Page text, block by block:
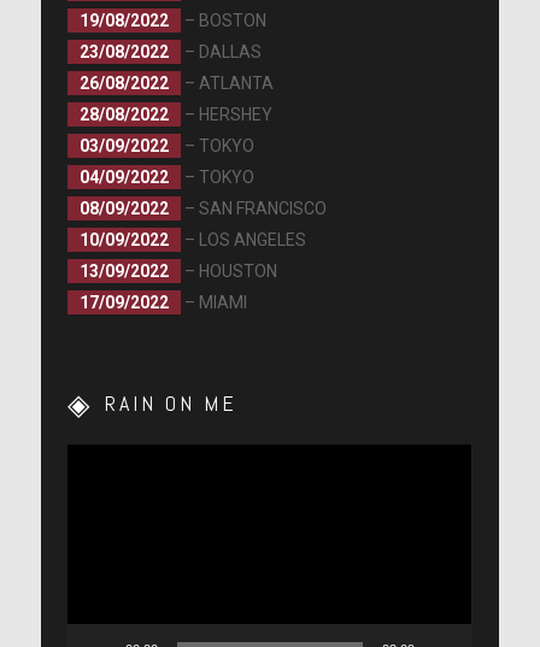
19/08/2022
– BOSTON
23/08/2022
– DALLAS
26/08/2022
– ATLANTA
28/08/2022
– HERSHEY
03/09/2022
– TOKYO
04/09/2022
– TOKYO
08/09/2022
– SAN FRANCISCO
10/09/2022
– LOS ANGELES
13/09/2022
– HOUSTON
17/09/2022
– MIAMI
RAIN ON ME